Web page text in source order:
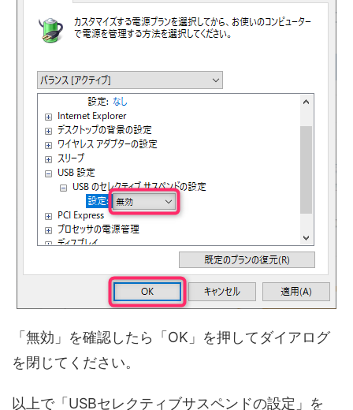
「無効」を確認したら「OK」を押してダイアログ
を閉じてください。
以上で「USBセレクティブサスペンドの設定」を